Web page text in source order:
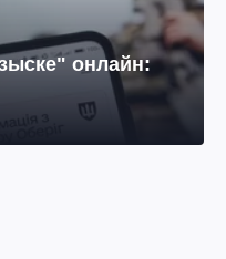
онлайн: